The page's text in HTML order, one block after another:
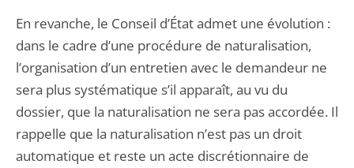
En revanche, le Conseil d’État admet une évolution :
dans le cadre d’une procédure de naturalisation,
l’organisation d’un entretien avec le demandeur ne
sera plus systématique s’il apparaît, au vu du
dossier, que la naturalisation ne sera pas accordée. Il
rappelle que la naturalisation n’est pas un droit
automatique et reste un acte discrétionnaire de